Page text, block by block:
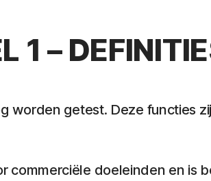
1 –
worden getest. Deze functies
commerciële doeleinden en is